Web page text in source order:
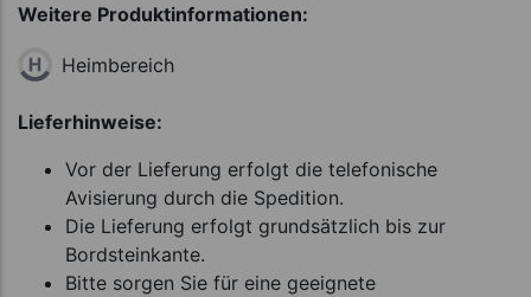
Weitere Produktinformationen:
Heimbereich
Lieferhinweise:
Vor der Lieferung erfolgt die telefonische
Avisierung durch die Spedition.
Die Lieferung erfolgt grundsätzlich bis zur
Bordsteinkante.
Bitte sorgen Sie für eine geeignete